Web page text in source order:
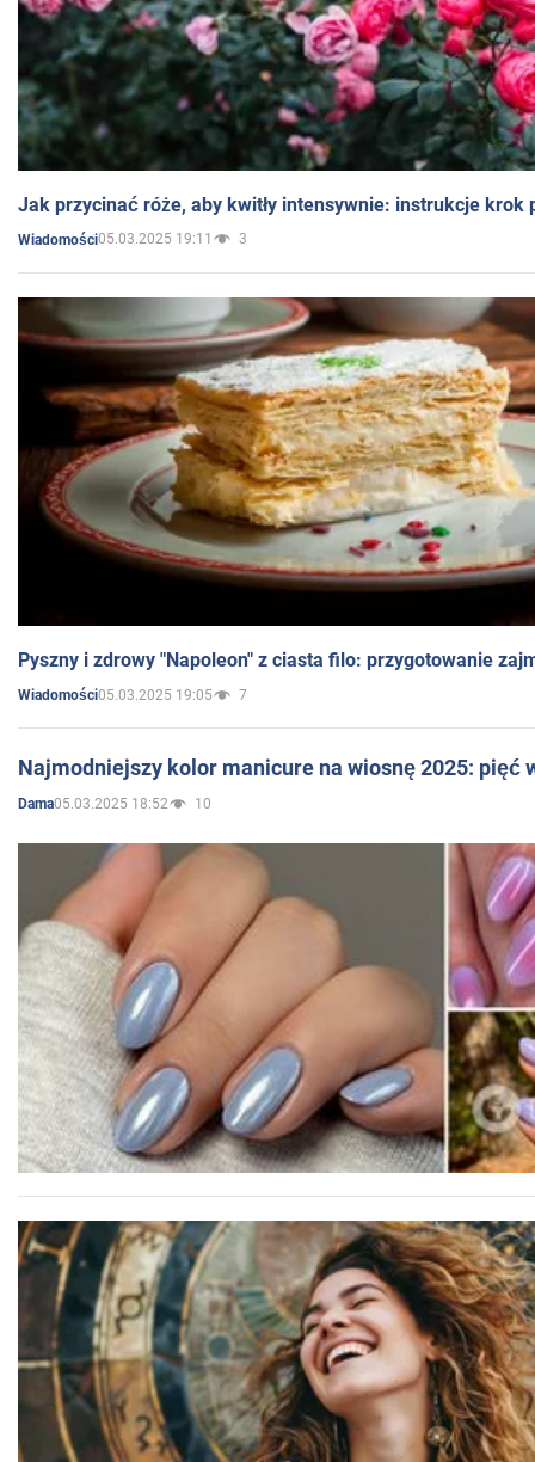
Jak przycinać róże, aby kwitły intensywnie: instrukcje krok
Wiadomości05.03.2025 19:11 3
Pyszny i zdrowy "Napoleon" z ciasta filo: przygotowanie
Wiadomości05.03.2025 19:05 7
Najmodniejszy kolor manicure na wiosnę 2025: pięć
Dama05.03.2025 18:52 10